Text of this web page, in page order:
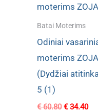
Batai Moterims
Odiniai
moterims
(Dydžiai
5 (1)
€60.80 Original
€34.40